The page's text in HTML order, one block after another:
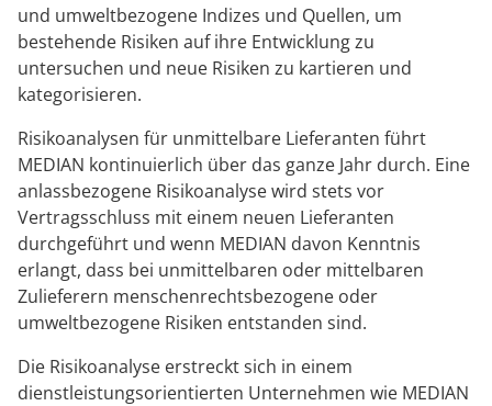
und umweltbezogene Indizes und Quellen, um
bestehende Risiken auf ihre Entwicklung zu
untersuchen und neue Risiken zu kartieren und
kategorisieren.
Risikoanalysen für unmittelbare Lieferanten führt
MEDIAN kontinuierlich über das ganze Jahr durch. Eine
anlassbezogene Risikoanalyse wird stets vor
Vertragsschluss mit einem neuen Lieferanten
durchgeführt und wenn MEDIAN davon Kenntnis
erlangt, dass bei unmittelbaren oder mittelbaren
Zulieferern menschenrechtsbezogene oder
umweltbezogene Risiken entstanden sind.
Die Risikoanalyse erstreckt sich in einem
dienstleistungsorientierten Unternehmen wie MEDIAN